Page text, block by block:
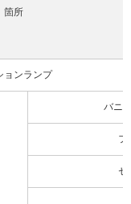
箇所
ョンランプ
バニ
フ
セ